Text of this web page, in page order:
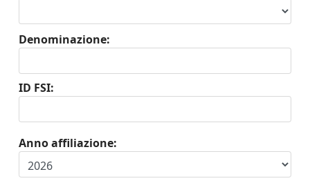
Denominazione:
ID FSI:
Anno affiliazione: